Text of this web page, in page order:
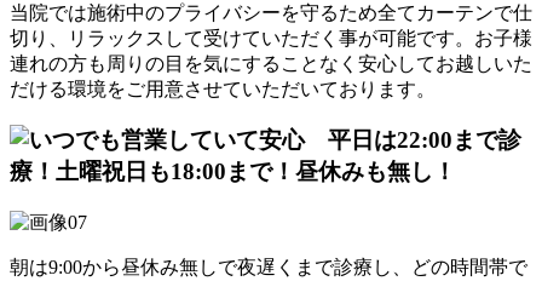
当院では施術中のプライバシーを守るため全てカーテンで仕
切り、リラックスして受けていただく事が可能です。お子様
連れの方も周りの目を気にすることなく安心してお越しいた
だける環境をご用意させていただいております。
朝は9:00から昼休み無しで夜遅くまで診療し、どの時間帯で